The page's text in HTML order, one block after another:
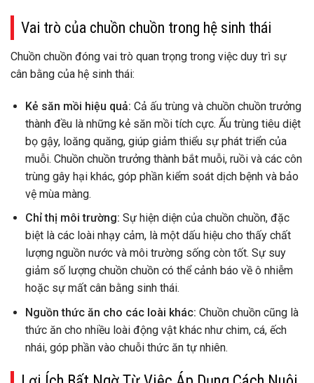
Vai trò của chuồn chuồn trong hệ sinh thái
Chuồn chuồn đóng vai trò quan trọng trong việc duy trì sự
cân bằng của hệ sinh thái:
Kẻ săn mồi hiệu quả: Cả ấu trùng và chuồn chuồn trưởng
thành đều là những kẻ săn mồi tích cực. Ấu trùng tiêu diệt
bọ gậy, loăng quăng, giúp giảm thiểu sự phát triển của
muỗi. Chuồn chuồn trưởng thành bắt muỗi, ruồi và các côn
trùng gây hại khác, góp phần kiểm soát dịch bệnh và bảo
vệ mùa màng.
Chỉ thị môi trường: Sự hiện diện của chuồn chuồn, đặc
biệt là các loài nhạy cảm, là một dấu hiệu cho thấy chất
lượng nguồn nước và môi trường sống còn tốt. Sự suy
giảm số lượng chuồn chuồn có thể cảnh báo về ô nhiễm
hoặc sự mất cân bằng sinh thái.
Nguồn thức ăn cho các loài khác: Chuồn chuồn cũng là
thức ăn cho nhiều loài động vật khác như chim, cá, ếch
nhái, góp phần vào chuỗi thức ăn tự nhiên.